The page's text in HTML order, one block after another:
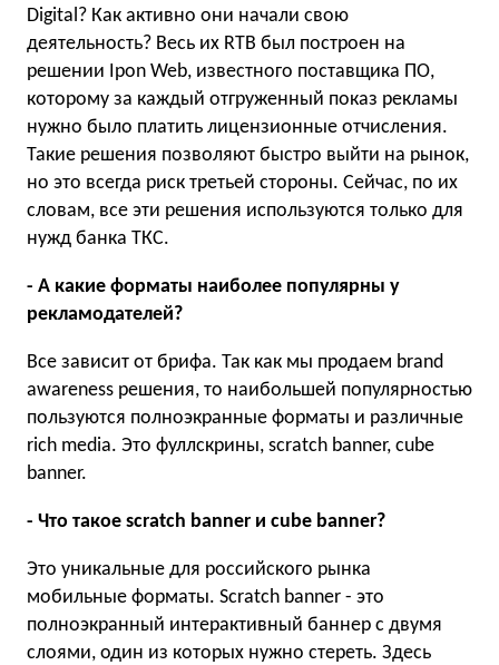
Digital? Как активно они начали свою
деятельность? Весь их RTB был построен на
решении Ipon Web, известного поставщика ПО,
которому за каждый отгруженный показ рекламы
нужно было платить лицензионные отчисления.
Такие решения позволяют быстро выйти на рынок,
но это всегда риск третьей стороны. Сейчас, по их
словам, все эти решения используются только для
нужд банка ТКС.
- А какие форматы наиболее популярны у
рекламодателей?
Все зависит от брифа. Так как мы продаем brand
awareness решения, то наибольшей популярностью
пользуются полноэкранные форматы и различные
rich media. Это фуллскрины, scratch banner, cube
banner.
- Что такое scratch banner и cube banner?
Это уникальные для российского рынка
мобильные форматы. Scratch banner - это
полноэкранный интерактивный баннер с двумя
слоями, один из которых нужно стереть. Здесь